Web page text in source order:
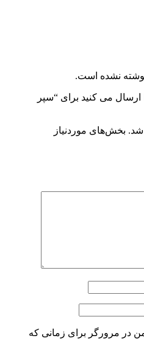
نشده است.
ارسال می کنید برای “سپر
شد. بخش‌های موردنیاز
در مرورگر برای زمانی که